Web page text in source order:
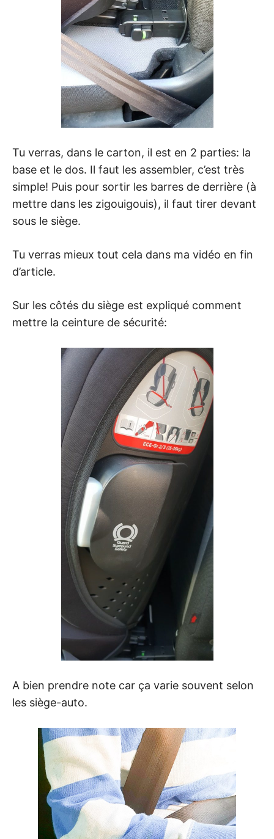
Tu verras, dans le carton, il est en 2 parties: la
base et le dos. Il faut les assembler, c’est très
simple! Puis pour sortir les barres de derrière (à
mettre dans les zigouigouis), il faut tirer devant
sous le siège.
Tu verras mieux tout cela dans ma vidéo en fin
d’article.
Sur les côtés du siège est expliqué comment
mettre la ceinture de sécurité:
A bien prendre note car ça varie souvent selon
les siège-auto.